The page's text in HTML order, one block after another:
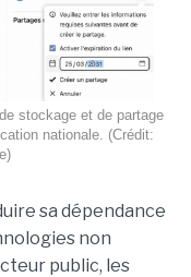
stockage et de partage
nationale. (Crédit:
sa dépendance
non
public, les